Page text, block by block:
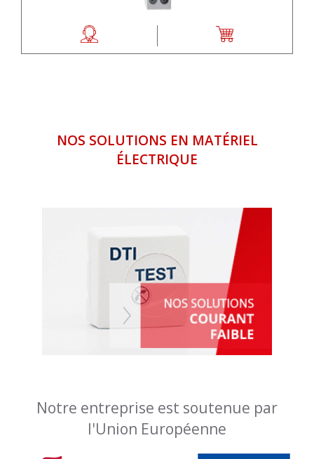
NOS SOLUTIONS EN MATÉRIEL
ÉLECTRIQUE
Notre entreprise est soutenue par
l'Union Européenne